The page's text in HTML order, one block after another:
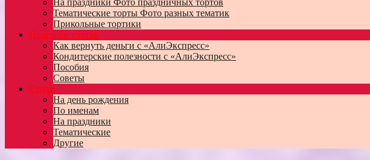
Тематические торты Фото разных тематик
Прикольные тортики
Полезные статьи
Как вернуть деньги с «АлиЭкспресс»
Кондитерские полезности с «АлиЭкспресс»
Пособия
Советы
Стихи
На день рождения
По именам
На праздники
Тематические
Другие